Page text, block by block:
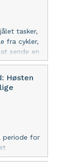
tasker,
fra cykler,
sende en
Høsten
periode for